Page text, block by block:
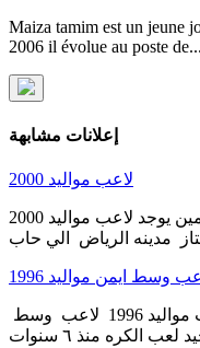
Maiza tamim est un jeune
2006 il évolue au poste de...
إعلانات مشابهة
لاعب مواليد 2000
السلام عليكم ورحمه الله وبركاته للمهتمين يوجد لاعب مواليد 2000
وسط ايمن مواليد 1996